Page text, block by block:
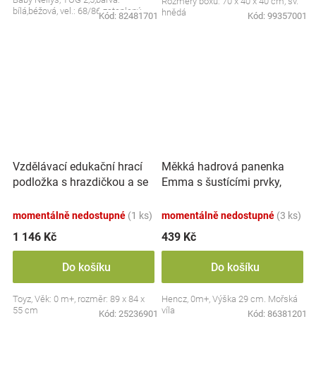
bílá,béžová, vel.: 68/86 zateplený
Kód: 82481701 hnědá
Kód: 99357001
Vzdělávací edukační hrací
podložka s hrazdičkou a se
momentálně nedostupné (1 ks)
1 146 Kč
Do košíku
Toyz, Věk: 0 m+, rozměr: 89 x 84 x
55 cm
Kód: 25236901
Měkká hadrová panenka
Emma s šustícími prvky,
momentálně nedostupné (3 ks)
439 Kč
Do košíku
Hencz, 0m+, Výška 29 cm. Mořská
víla
Kód: 86381201